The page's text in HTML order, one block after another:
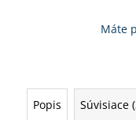
Máte
Popis Súvisiace